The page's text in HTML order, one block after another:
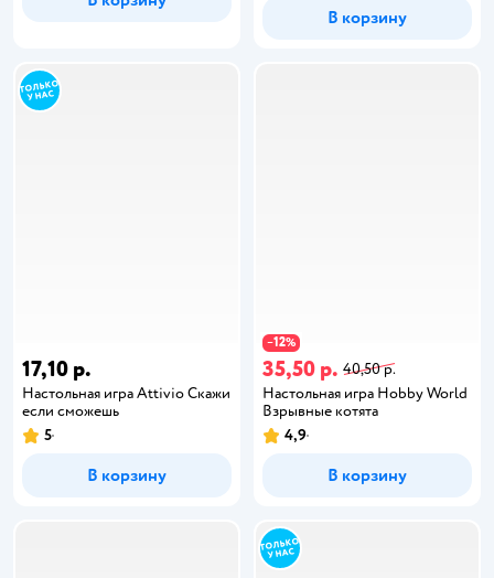
В корзину
17,10 р.
Настольная игра Attivio Скажи
если сможешь
5
В корзину
−12%
35,50 р. 40,50 р.
Настольная игра Hobby World
Взрывные котята
4,9
В корзину